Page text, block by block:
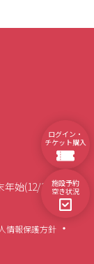
ログイン・
チケット購入
施設予約
空き状況
た愛称です。
始(12/28～1/4)
情報保護方針